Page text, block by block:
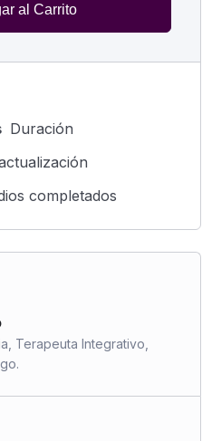
al Carrito
Duración
completados
Terapeuta Integrativo,